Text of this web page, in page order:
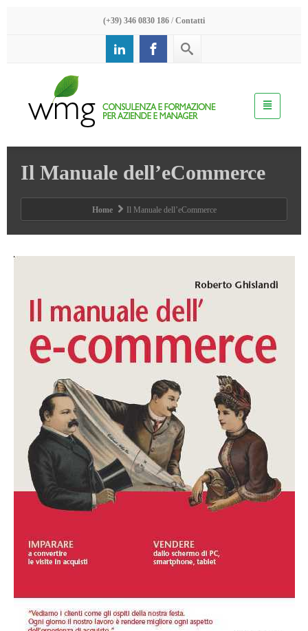
(+39) 346 0830 186 / Contatti
Il Manuale dell’eCommerce
Home Il Manuale dell’eCommerce